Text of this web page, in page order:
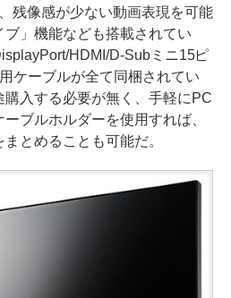
残像感が少ない動画表現を可能
」機能なども搭載されてい
HDMI/D-Subミニ15ピ
ケーブルが全て同梱されてい
購入する必要が無く、手軽にPC
ブルホルダーを使用すれば、
とめることも可能だ。